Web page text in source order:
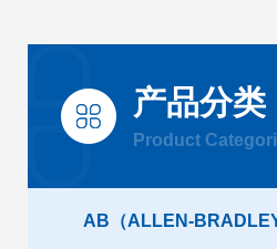
产品分类
Product
AB（ALLEN-BRADLEY